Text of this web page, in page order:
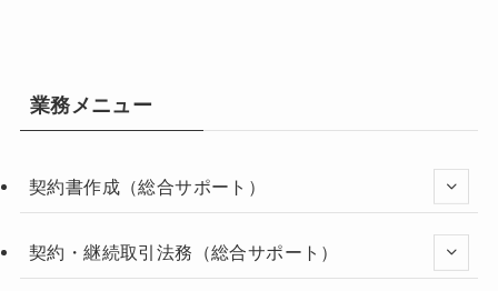
業務メニュー
契約書作成（総合サポート）
契約・継続取引法務（総合サポート）